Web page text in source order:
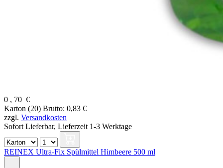
0 , 70 €
Karton (20) Brutto: 0,83 €
zzgl. Versandkosten
Sofort Lieferbar, Lieferzeit 1-3 Werktage
REINEX Ultra-Fix Spülmittel Himbeere 500 ml